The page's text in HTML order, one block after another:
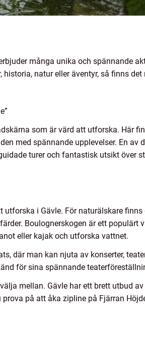
många unika och spännande
natur eller äventyr, så finns
som är värd att utforska. Här
med spännande upplevelser. En av
turer och fantastisk utsikt över
i Gävle. För naturälskare
Boulognerskogen är ett populärt
eller kajak och utforska vattnet.
där man kan njuta av konserter,
för sina spännande
mellan. Gävle har ett brett utbud
på att åka zipline på Fjärran